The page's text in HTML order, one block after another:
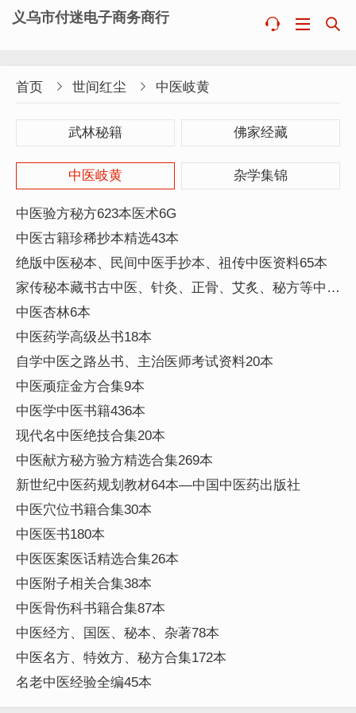
义乌市付迷电子商务商行 


首页  世间红尘  中医岐黄
武林秘籍 佛家经藏
中医岐黄 杂学集锦
中医验方秘方623本医术6G
中医古籍珍稀抄本精选43本
绝版中医秘本、民间中医手抄本、祖传中医资料65本
家传秘本藏书古中医、针灸、正骨、艾炙、秘方等中医
资料245本
中医杏林6本
中医药学高级丛书18本
自学中医之路丛书、主治医师考试资料20本
中医顽症金方合集9本
中医学中医书籍436本
现代名中医绝技合集20本
中医献方秘方验方精选合集269本
新世纪中医药规划教材64本—中国中医药出版社
中医穴位书籍合集30本
中医医书180本
中医医案医话精选合集26本
中医附子相关合集38本
中医骨伤科书籍合集87本
中医经方、国医、秘本、杂著78本
中医名方、特效方、秘方合集172本
名老中医经验全编45本